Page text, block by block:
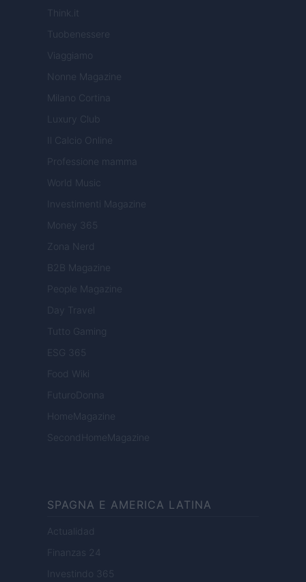
Think.it
Tuobenessere
Viaggiamo
Nonne Magazine
Milano Cortina
Luxury Club
Il Calcio Online
Professione mamma
World Music
Investimenti Magazine
Money 365
Zona Nerd
B2B Magazine
People Magazine
Day Travel
Tutto Gaming
ESG 365
Food Wiki
FuturoDonna
HomeMagazine
SecondHomeMagazine
SPAGNA E AMERICA LATINA
Actualidad
Finanzas 24
Investindo 365